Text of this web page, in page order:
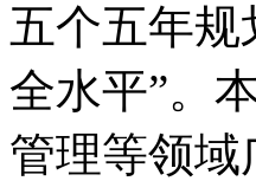
五个五年
全水平”。
管理等领域